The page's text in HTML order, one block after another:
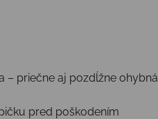
– priečne aj pozdĺžne ohybná
pred poškodením